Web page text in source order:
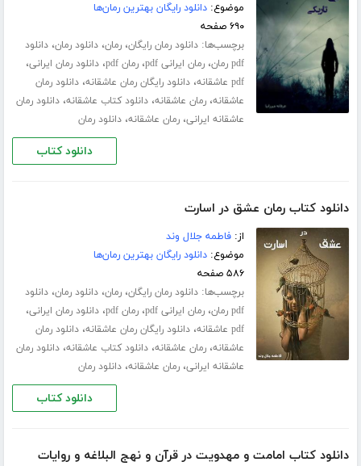
موضوع:دانلود رایگان بهترین رمان‌ها
۶۹۰ صفحه
برچسب‌ها:دانلود رمان رایگان،رمان،دانلود رمان،دانلود
pdf رمان
،رمان ایرانی pdf ،رمان pdf ،دانلود رمان ایرانی،
pdf عاشقانه ،دانلود رایگان رمان عاشقانه،دانلود رمان
عاشقانه،رمان عاشقانه،دانلود کتاب عاشقانه،دانلود رمان
عاشقانه ایرانی،رمان عاشقانه،دانلود رمان
دانلود کتاب
دانلود کتاب رمان عشق در اسارت
از:فاطمه جلال‌ وند
موضوع:دانلود رایگان بهترین رمان‌ها
۵۸۶ صفحه
برچسب‌ها:دانلود رمان رایگان،رمان،دانلود رمان،دانلود
pdf رمان
،رمان ایرانی pdf ،رمان pdf ،دانلود رمان ایرانی،
pdf عاشقانه ،دانلود رایگان رمان عاشقانه،دانلود رمان
عاشقانه،رمان عاشقانه،دانلود کتاب عاشقانه،دانلود رمان
عاشقانه ایرانی،رمان عاشقانه،دانلود رمان
دانلود کتاب
دانلود کتاب امامت و مهدویت در قرآن و نهج البلاغه و روایات